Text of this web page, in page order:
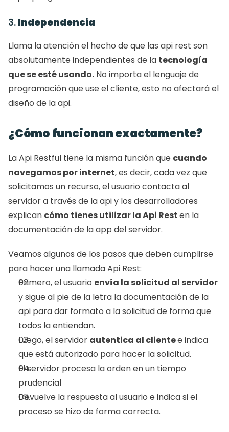
3. Independencia
Llama la atención el hecho de que las api rest son
absolutamente independientes de la tecnología
que se esté usando. No importa el lenguaje de
programación que use el cliente, esto no afectará el
diseño de la api.
¿Cómo funcionan exactamente?
La Api Restful tiene la misma función que cuando
navegamos por internet, es decir, cada vez que
solicitamos un recurso, el usuario contacta al
servidor a través de la api y los desarrolladores
explican cómo tienes utilizar la Api Rest en la
documentación de la app del servidor.
Veamos algunos de los pasos que deben cumplirse
para hacer una llamada Api Rest:
Primero, el usuario envía la solicitud al servidor
y sigue al pie de la letra la documentación de la
api para dar formato a la solicitud de forma que
todos la entiendan.
Luego, el servidor autentica al cliente e indica
que está autorizado para hacer la solicitud.
El servidor procesa la orden en un tiempo
prudencial
Devuelve la respuesta al usuario e indica si el
proceso se hizo de forma correcta.